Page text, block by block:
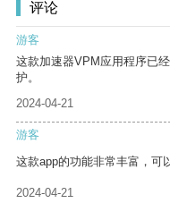
评论
游客
这款加速器VPM应用程序已
护。
2024-04-21
游客
这款app的功能非常丰富，可
2024-04-21